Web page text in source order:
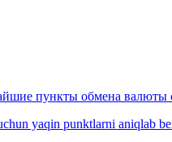
пункты обмена валюты
yaqin punktlarni aniqlab